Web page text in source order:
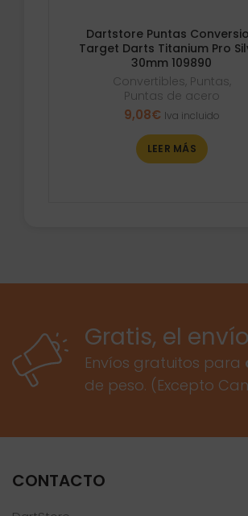
Dartstore Puntas
Target Darts Titanium Pro
30mm 109890
Convertibles, Puntas,
Puntas de acero
9,08€ Iva incluido
LEER MÁS
Gratis, el
Envíos gratuitos para
de peso. (Excepto
CONTACTO